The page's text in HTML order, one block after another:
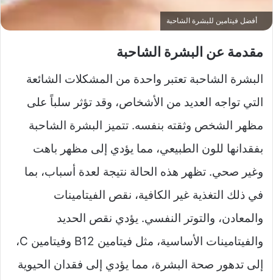
أفضل فيتامين للبشرة الشاحبة
مقدمة عن البشرة الشاحبة
البشرة الشاحبة تعتبر واحدة من المشكلات الشائعة
التي تواجه العديد من الأشخاص، وقد تؤثر سلباً على
مظهر الشخص وثقته بنفسه. تتميز البشرة الشاحبة
بفقدانها للون الطبيعي، مما يؤدي إلى مظهر باهت
وغير صحي. تظهر هذه الحالة نتيجة لعدة أسباب، بما
في ذلك التغذية غير الكافية، نقص الفيتامينات
والمعادن، والتوتر النفسي. يؤدي نقص الحديد
والفيتامينات الأساسية، مثل فيتامين B12 وفيتامين C،
إلى تدهور صحة البشرة، مما يؤدي إلى فقدان الحيوية